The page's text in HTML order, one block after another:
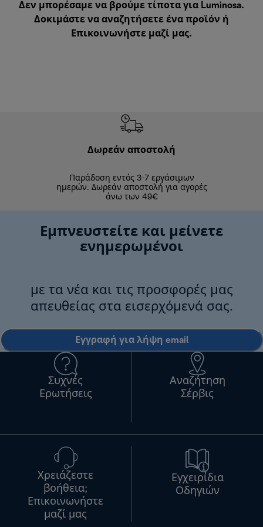
Δεν μπορέσαμε να βρούμε τίποτα για Luminosa.
Δοκιμάστε να αναζητήσετε ένα προϊόν ή
Επικοινωνήστε μαζί μας.
Δωρεάν αποστολή
Παράδοση εντός 3-7 εργάσιμων
ημερών. Δωρεάν αποστολή για αγορές
άνω των 49€
Εμπνευστείτε και μείνετε
ενημερωμένοι
με τα νέα και τις προσφορές μας
απευθείας στα εισερχόμενά σας.
Εγγραφή για λήψη email
Συχνές
Ερωτήσεις
Αναζήτηση
Σέρβις
Χρειάζεστε
βοήθεια;
Επικοινωνήστε
μαζί μας
Εγχειρίδια
Οδηγιών